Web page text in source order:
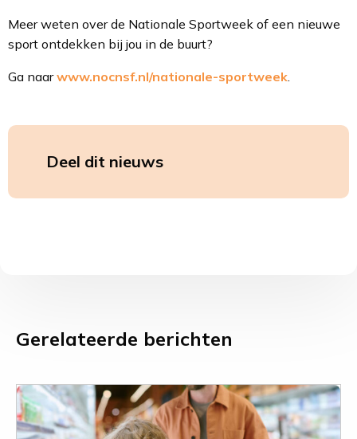
Meer weten over de Nationale Sportweek of een nieuwe
sport ontdekken bij jou in de buurt?
Ga naarwww.nocnsf.nl/nationale-sportweek.
Deel dit nieuws
Gerelateerde berichten
Leer
meer
over